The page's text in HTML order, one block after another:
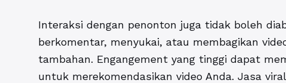
Interaksi dengan penonton juga tidak boleh
berkomentar, menyukai, atau membagikan
tambahan. Engangement yang tinggi dapat
untuk merekomendasikan video Anda. Jasa